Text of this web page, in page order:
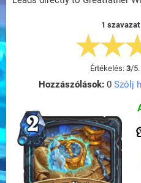
1
Értékelés: 3/5.
Hozzászólások:0 Szólj